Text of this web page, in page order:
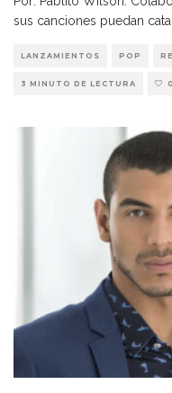
sus canciones puedan
LANZAMIENTOS POP
3 MINUTO DE LECTURA 0